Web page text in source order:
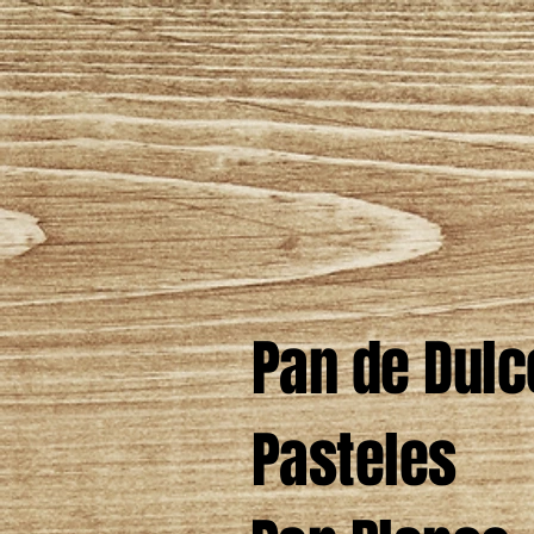
INICIO Covid- 19
Pasteles
Pan de